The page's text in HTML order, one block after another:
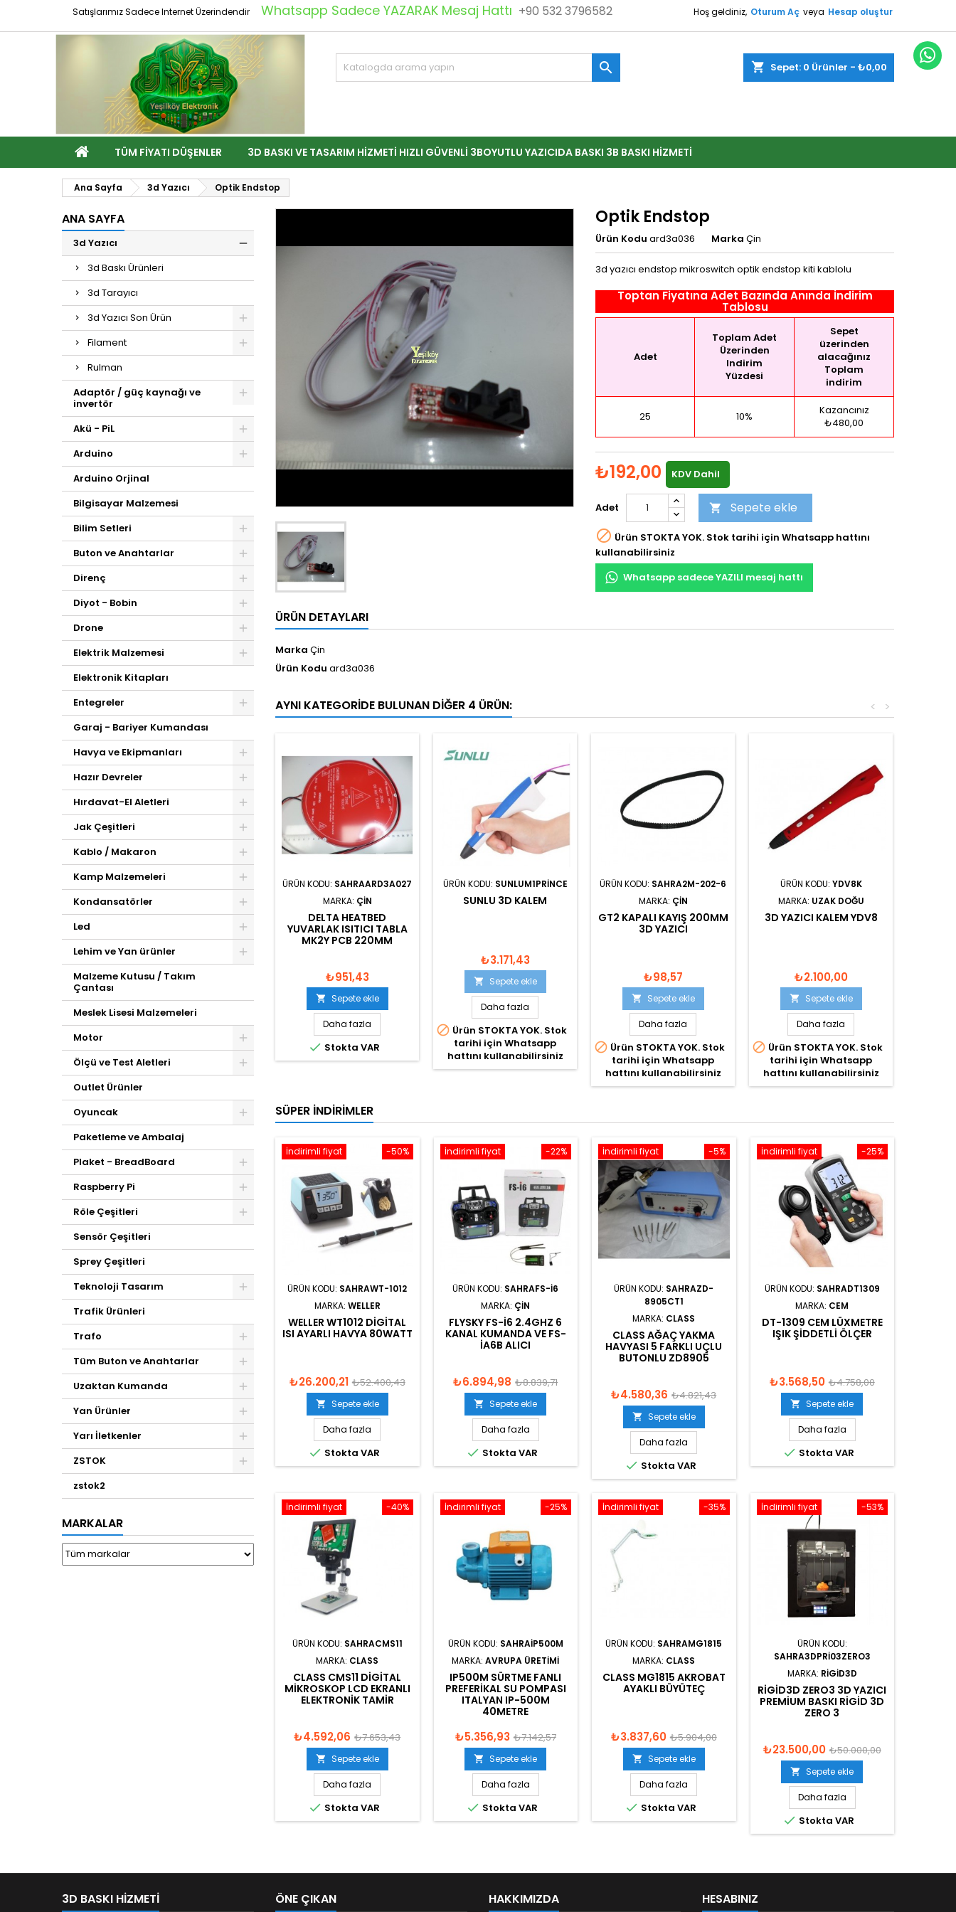
Satışlarımız Sadece Internet Üzerindendir Whatsapp Sadece YAZARAK Mesaj Hattı +90 532 3796582 Hoş geldiniz, Oturum Aç veya Hesap oluştur
shopping_cart Sepet: 0 Ürünler - ₺0,00

TÜM FIYATI DÜŞENLER 3D BASKI VE TASARIM HIZMETI HIZLI GÜVENLI 3BOYUTLU YAZICIDA BASKI 3B BASKI HIZMETI
Ana Sayfa 3d Yazıcı Optik Endstop
ANA SAYFA
3d Yazıcı
3d Baskı Ürünleri
3d Tarayıcı
3d Yazıcı Son Ürün
Filament
Rulman
Adaptör / güç kaynağı ve
invertör
Akü - PiL
Arduino
Arduino Orjinal
Bilgisayar Malzemesi
Bilim Setleri
Buton ve Anahtarlar
Direnç
Diyot - Bobin
Drone
Elektrik Malzemesi
Elektronik Kitapları
Entegreler
Garaj - Bariyer Kumandası
Havya ve Ekipmanları
Hazır Devreler
Hırdavat-El Aletleri
Jak Çeşitleri
Kablo / Makaron
Kamp Malzemeleri
Kondansatörler
Led
Lehim ve Yan ürünler
Malzeme Kutusu / Takım
Çantası
Meslek Lisesi Malzemeleri
Motor
Ölçü ve Test Aletleri
Outlet Ürünler
Oyuncak
Paketleme ve Ambalaj
Plaket - BreadBoard
Raspberry Pi
Röle Çeşitleri
Sensör Çeşitleri
Sprey Çeşitleri
Teknoloji Tasarım
Trafik Ürünleri
Trafo
Tüm Buton ve Anahtarlar
Uzaktan Kumanda
Yan Ürünler
Yarı İletkenler
ZSTOK
zstok2
MARKALAR
Optik Endstop
Ürün Kodu ard3a036 Marka Çin
3d yazıcı endstop mikroswitch optik endstop kiti kablolu
Toptan Fiyatına Adet Bazında Anında İndirim
Tablosu
Adet
Toplam Adet
Üzerinden
Indirim
Yüzdesi
Sepet
üzerinden
alacağınız
Toplam
indirim
25 10%
Kazancınız
₺480,00
₺192,00 KDV Dahil
Adet  Sepete ekle
 Ürün STOKTA YOK. Stok tarihi için Whatsapp hattını
kullanabilirsiniz
Whatsapp sadece YAZILI mesaj hattı
ÜRÜN DETAYLARI
Marka Çin
Ürün Kodu ard3a036
AYNI KATEGORIDE BULUNAN DIĞER 4 ÜRÜN: >
<
ÜRÜN KODU: SAHRAARD3A027
MARKA: ÇIN
DELTA HEATBED
YUVARLAK ISITICI TABLA
MK2Y PCB 220MM
₺951,43
 Sepete ekle
Daha fazla
 Stokta VAR
ÜRÜN KODU: SUNLUM1PRINCE
SUNLU 3D KALEM
₺3.171,43
 Sepete ekle
Daha fazla
 Ürün STOKTA YOK. Stok
tarihi için Whatsapp
hattını kullanabilirsiniz
ÜRÜN KODU: SAHRA2M-202-6
MARKA: ÇIN
GT2 KAPALI KAYIŞ 200MM
3D YAZICI
₺98,57
 Sepete ekle
Daha fazla
 Ürün STOKTA YOK. Stok
tarihi için Whatsapp
hattını kullanabilirsiniz
ÜRÜN KODU: YDV8K
MARKA: UZAK DOĞU
3D YAZICI KALEM YDV8
₺2.100,00
 Sepete ekle
Daha fazla
 Ürün STOKTA YOK. Stok
tarihi için Whatsapp
hattını kullanabilirsiniz
SÜPER İNDIRIMLER
-50%
İndirimli fiyat
ÜRÜN KODU: SAHRAWT-1012
MARKA: WELLER
WELLER WT1012 DIGITAL
ISI AYARLI HAVYA 80WATT
₺26.200,21 ₺52.400,43
 Sepete ekle
Daha fazla
 Stokta VAR
-22%
İndirimli fiyat
ÜRÜN KODU: SAHRAFS-I6
MARKA: ÇIN
FLYSKY FS-I6 2.4GHZ 6
KANAL KUMANDA VE FS-
IA6B ALICI
₺6.894,98 ₺8.839,71
 Sepete ekle
Daha fazla
 Stokta VAR
-5%
İndirimli fiyat
ÜRÜN KODU: SAHRAZD-
8905CT1
MARKA: CLASS
CLASS AĞAÇ YAKMA
HAVYASI 5 FARKLI UÇLU
BUTONLU ZD8905
₺4.580,36 ₺4.821,43
 Sepete ekle
Daha fazla
 Stokta VAR
-25%
İndirimli fiyat
ÜRÜN KODU: SAHRADT1309
MARKA: CEM
DT-1309 CEM LÜXMETRE
IŞIK ŞIDDETLI ÖLÇER
₺3.568,50 ₺4.758,00
 Sepete ekle
Daha fazla
 Stokta VAR
-40%
İndirimli fiyat
ÜRÜN KODU: SAHRACMS11
MARKA: CLASS
CLASS CMS11 DIGITAL
MIKROSKOP LCD EKRANLI
ELEKTRONIK TAMIR
₺4.592,06 ₺7.653,43
 Sepete ekle
Daha fazla
 Stokta VAR
-25%
İndirimli fiyat
ÜRÜN KODU: SAHRAIP500M
MARKA:AVRUPA ÜRETIMI
IP500M SÜRTME FANLI
PREFERIKAL SU POMPASI
ITALYAN IP-500M
40METRE
₺5.356,93 ₺7.142,57
 Sepete ekle
Daha fazla
 Stokta VAR
-35%
İndirimli fiyat
ÜRÜN KODU: SAHRAMG1815
MARKA: CLASS
CLASS MG1815 AKROBAT
AYAKLI BÜYÜTEÇ
₺3.837,60 ₺5.904,00
 Sepete ekle
Daha fazla
 Stokta VAR
-53%
İndirimli fiyat
ÜRÜN KODU:
SAHRA3DPRI03ZERO3
MARKA: RIGID3D
RIGID3D ZERO3 3D YAZICI
PREMIUM BASKI RIGID 3D
ZERO 3
₺23.500,00 ₺50.000,00
 Sepete ekle
Daha fazla
 Stokta VAR
3D BASKI HIZMETI ÖNE ÇIKAN HAKKIMIZDA HESABINIZ